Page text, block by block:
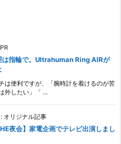
PR
は指輪で。Ultrahuman Ring AIRが
は便利ですが、「腕時計を着けるのが苦
外したい」「 ...
: オリジナル記事
夜会】家電企画でテレビ出演しまし